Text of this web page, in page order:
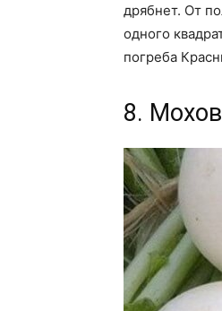
дрябнет. От
одного
погреба
8.